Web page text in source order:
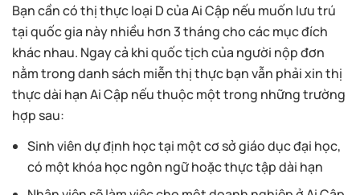
Bạn cần có thị thực loại D của Ai Cập nếu muốn lưu trú
tại quốc gia này nhiều hơn 3 tháng cho các mục đích
khác nhau. Ngay cả khi quốc tịch của người nộp đơn
nằm trong danh sách miễn thị thực bạn vẫn phải xin thị
thực dài hạn Ai Cập nếu thuộc một trong những trường
hợp sau:
Sinh viên dự định học tại một cơ sở giáo dục đại học,
có một khóa học ngôn ngữ hoặc thực tập dài hạn